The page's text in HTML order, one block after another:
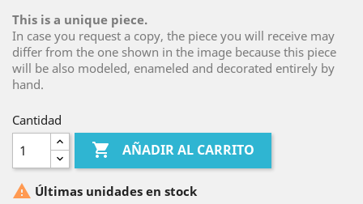
This is a unique piece.
In case you request a copy, the piece you will receive may
differ from the one shown in the image because this piece
will be also modeled, enameled and decorated entirely by
hand.
Cantidad
 AÑADIR AL CARRITO
 Últimas unidades en stock